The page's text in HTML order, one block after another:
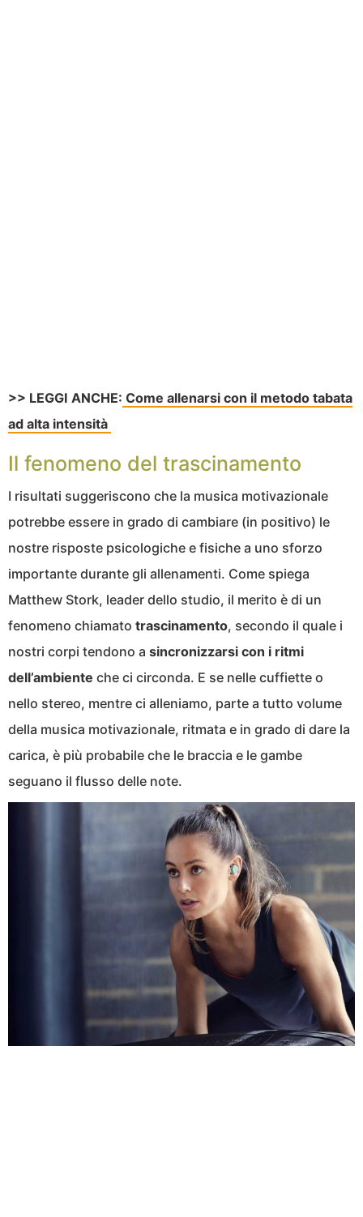
>> LEGGI ANCHE: Come allenarsi con il metodo tabata
ad alta intensità
Il fenomeno del trascinamento
I risultati suggeriscono che la musica motivazionale
potrebbe essere in grado di cambiare (in positivo) le
nostre risposte psicologiche e fisiche a uno sforzo
importante durante gli allenamenti. Come spiega
Matthew Stork, leader dello studio, il merito è di un
fenomeno chiamato trascinamento, secondo il quale i
nostri corpi tendono a sincronizzarsi con i ritmi
dell’ambiente che ci circonda. E se nelle cuffiette o
nello stereo, mentre ci alleniamo, parte a tutto volume
della musica motivazionale, ritmata e in grado di dare la
carica, è più probabile che le braccia e le gambe
seguano il flusso delle note.